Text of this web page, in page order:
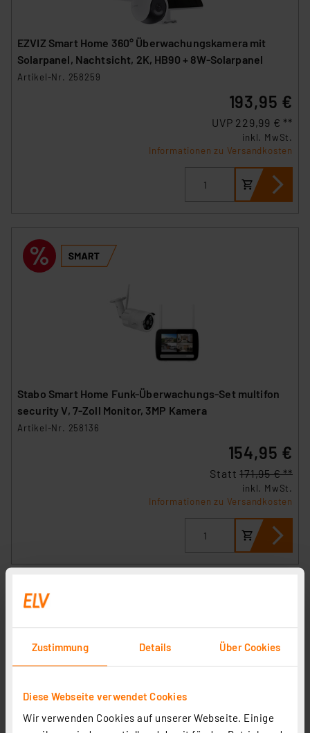
Zustimmung Details Über Cookies
Diese Webseite verwendet Cookies
Wir verwenden Cookies auf unserer Webseite. Einige
EZVIZ Smart Home 360° Überwachungskamera mit
Solarpanel, Nachtsicht, 2K, HB90 + 8W-Solarpanel
Artikel-Nr. 258259
193,95 €
UVP 229,99 € **
inkl. MwSt.
Informationen zu Versandkosten
Stabo Smart Home Funk-Überwachungs-Set multifon
security V, 7-Zoll Monitor, 3MP Kamera
Artikel-Nr. 258136
154,95 €
Statt171,95 € **
inkl. MwSt.
Informationen zu Versandkosten